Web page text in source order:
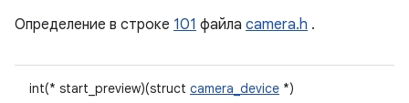
Определение в строке 101 файла camera.h .
int(* start_preview)(struct camera_device *)